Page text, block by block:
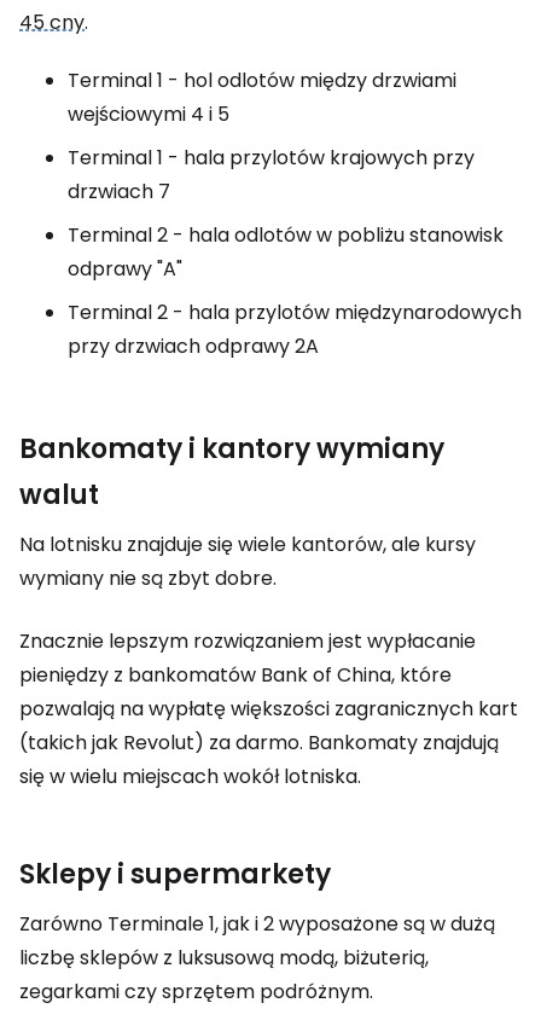
45 cny.
Terminal 1 - hol odlotów między drzwiami
wejściowymi 4 i 5
Terminal 1 - hala przylotów krajowych przy
drzwiach 7
Terminal 2 - hala odlotów w pobliżu stanowisk
odprawy "A"
Terminal 2 - hala przylotów międzynarodowych
przy drzwiach odprawy 2A
Bankomaty i kantory wymiany
walut
Na lotnisku znajduje się wiele kantorów, ale kursy
wymiany nie są zbyt dobre.
Znacznie lepszym rozwiązaniem jest wypłacanie
pieniędzy z bankomatów Bank of China, które
pozwalają na wypłatę większości zagranicznych kart
(takich jak Revolut) za darmo. Bankomaty znajdują
się w wielu miejscach wokół lotniska.
Sklepy i supermarkety
Zarówno Terminale 1, jak i 2 wyposażone są w dużą
liczbę sklepów z luksusową modą, biżuterią,
zegarkami czy sprzętem podróżnym.